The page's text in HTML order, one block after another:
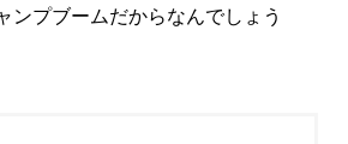
ンプブームだからなんでしょう